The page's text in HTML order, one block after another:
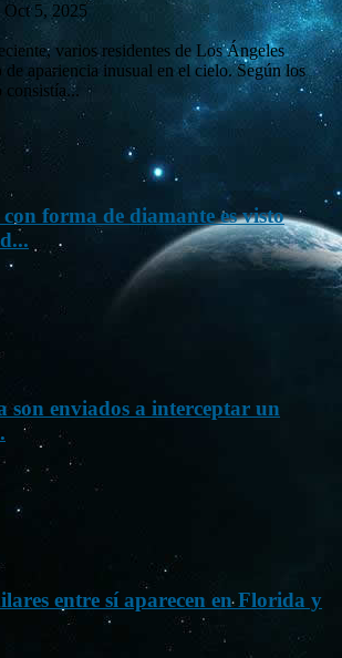
Oct 5, 2025
varios residentes de Los Ángeles
de apariencia inusual en el cielo. Según los
consistía...
forma de diamante es visto
son enviados a interceptar un
entre sí aparecen en Florida y